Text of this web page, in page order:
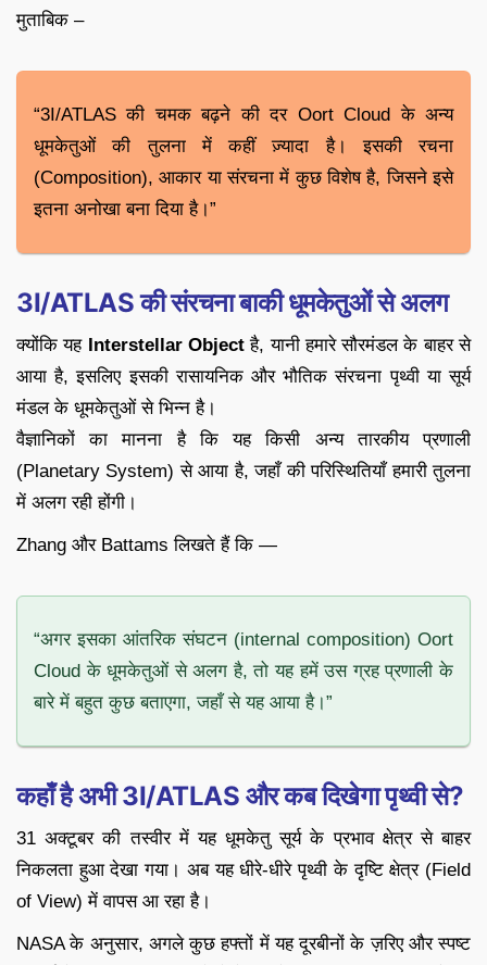
मुताबिक –
“3I/ATLAS की चमक बढ़ने की दर Oort Cloud के अन्य
धूमकेतुओं की तुलना में कहीं ज़्यादा है। इसकी रचना
(Composition), आकार या संरचना में कुछ विशेष है, जिसने इसे
इतना अनोखा बना दिया है।”
3I/ATLAS की संरचना बाकी धूमकेतुओं से अलग
क्योंकि यह Interstellar Objectहै, यानी हमारे सौरमंडल के बाहर से
आया है, इसलिए इसकी रासायनिक और भौतिक संरचना पृथ्वी या सूर्य
मंडल के धूमकेतुओं से भिन्न है।
वैज्ञानिकों का मानना है कि यह किसी अन्य तारकीय प्रणाली
(Planetary System) से आया है, जहाँ की परिस्थितियाँ हमारी तुलना
में अलग रही होंगी।
Zhang और Battams लिखते हैं कि —
“अगर इसका आंतरिक संघटन (internal composition) Oort
Cloud के धूमकेतुओं से अलग है, तो यह हमें उस ग्रह प्रणाली के
बारे में बहुत कुछ बताएगा, जहाँ से यह आया है।”
कहाँ है अभी 3I/ATLAS और कब दिखेगा पृथ्वी से?
31 अक्टूबर की तस्वीर में यह धूमकेतु सूर्य के प्रभाव क्षेत्र से बाहर
निकलता हुआ देखा गया। अब यह धीरे-धीरे पृथ्वी के दृष्टि क्षेत्र (Field
of View) में वापस आ रहा है।
NASA के अनुसार, अगले कुछ हफ्तों में यह दूरबीनों के ज़रिए और स्पष्ट